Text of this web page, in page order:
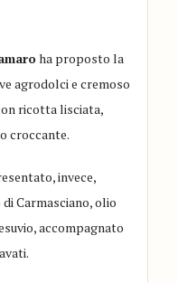
ha proposto la
agrodolci e cremoso
ricotta lisciata,
croccante.
invece,
Carmasciano, olio
accompagnato
.